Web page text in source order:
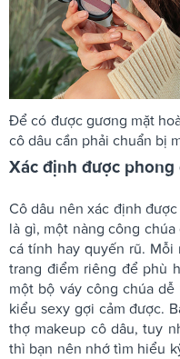
Để có được gương mặt
cô dâu cần phải chuẩn bị
Xác định được phong
Cô dâu nên xác định
là gì, một nàng công
cá tính hay quyến rũ. Mỗi
trang điểm riêng để phù
một bộ váy công chúa
kiểu sexy gợi cảm được.
thợ makeup cô dâu, tuy
thì bạn nên nhớ tìm hiểu